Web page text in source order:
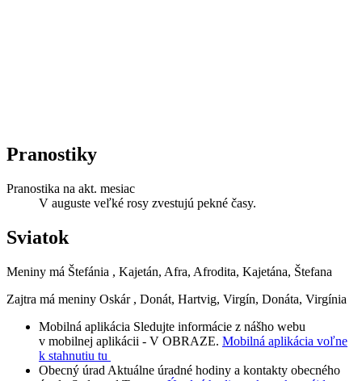
Pranostiky
Pranostika na akt. mesiac
V auguste veľké rosy zvestujú pekné časy.
Sviatok
Meniny má Štefánia , Kajetán, Afra, Afrodita, Kajetána, Štefana
Zajtra má meniny Oskár , Donát, Hartvig, Virgín, Donáta, Virgínia
Mobilná aplikácia Sledujte informácie z nášho webu
v mobilnej aplikácii - V OBRAZE. Mobilná aplikácia voľne
k stahnutiu tu
Obecný úrad Aktuálne úradné hodiny a kontakty obecného